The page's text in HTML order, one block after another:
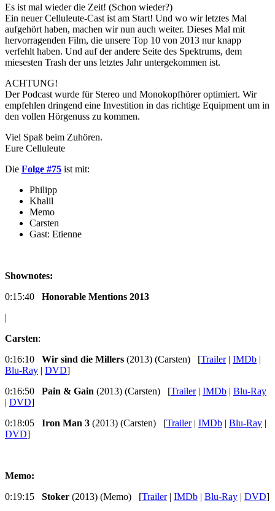
Es ist mal wieder die Zeit! (Schon wieder?)
Ein neuer Celluleute-Cast ist am Start! Und wo wir letztes Mal
aufgehört haben, machen wir nun auch weiter. Dieses Mal mit
hervorragenden Film, die unsere Top 10 von 2013 nur knapp
verfehlt haben. Und auf der andere Seite des Spektrums, dem
miesesten Trash der uns letztes Jahr untergekommen ist.
ACHTUNG!
Der Podcast wurde für Stereo und Monokopfhörer optimiert. Wir
empfehlen dringend eine Investition in das richtige Equipment um in
den vollen Hörgenuss zu kommen.
Viel Spaß beim Zuhören.
Eure Celluleute
Die Folge #75 ist mit:
Philipp
Khalil
Memo
Carsten
Gast: Etienne
Shownotes:
0:15:40 Honorable Mentions 2013
|
Carsten:
0:16:10 Wir sind die Millers (2013) (Carsten) [Trailer| IMDb |
Blu-Ray | DVD]
0:16:50 Pain & Gain (2013) (Carsten) [Trailer| IMDb | Blu-Ray
| DVD]
0:18:05 Iron Man 3 (2013) (Carsten) [Trailer| IMDb | Blu-Ray |
DVD]
Memo:
0:19:15 Stoker (2013) (Memo) [Trailer| IMDb | Blu-Ray | DVD]